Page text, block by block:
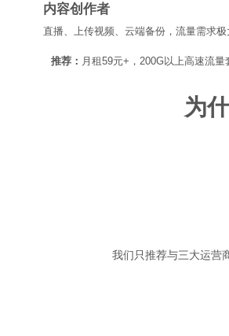
内容创作者
直播、上传视频、云端备份，流量需求极
推荐： 月租59元+，200G以上高速流量
为
我们只推荐与三大运营